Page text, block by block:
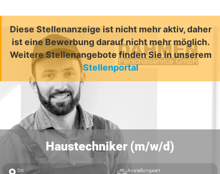
Diese Stellenanzeige ist nicht mehr aktiv, daher
ist eine Bewerbung darauf nicht mehr möglich.
Weitere Stellenangebote finden Sie in unserem
Stellenportal
Haustechniker (m/w/d)
Ort Anstellungsart